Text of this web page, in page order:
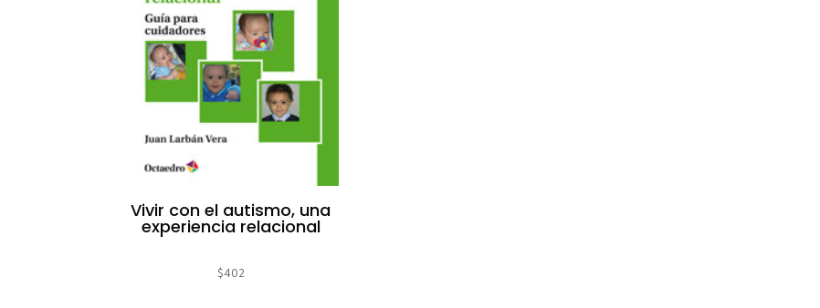
Vivir con el autismo, una
experiencia relacional
$402